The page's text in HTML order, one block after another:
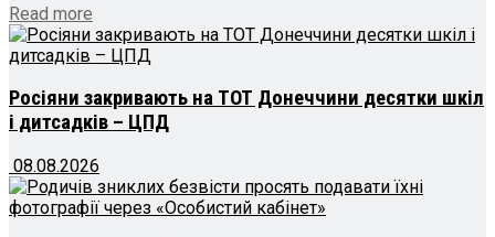
Read more
Росіяни закривають на ТОТ Донеччини десятки шкіл
і дитсадків – ЦПД
08.08.2026